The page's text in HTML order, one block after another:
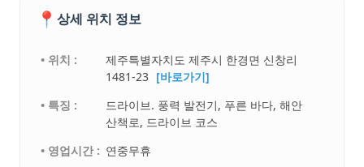
📍 상세 위치 정보
• 위치 :
제주특별자치도 제주시 한경면 신창리
1481-23 [바로가기]
• 특징 :
드라이브. 풍력 발전기, 푸른 바다, 해안
산책로, 드라이브 코스
• 영업시간 : 연중무휴